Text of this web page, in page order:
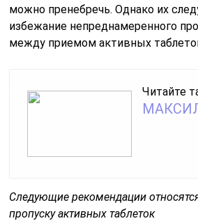
можно пренебречь. Однако их
избежание непреднамеренного
между приемом активных
Читайте
Следующие рекомендации
пропуску активных таблеток